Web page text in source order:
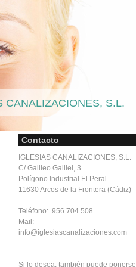
CANALIZACIONES, S.L.
Contacto
IGLESIAS CANALIZACIONES, S.L.
C/ Galileo Galilei, 3
Polígono Industrial El Peral
11630 Arcos de la Frontera (Cádiz)
Teléfono: 956 704 508
Mail:
info@iglesiascanalizaciones.com
Si lo desea, también puede ponerse